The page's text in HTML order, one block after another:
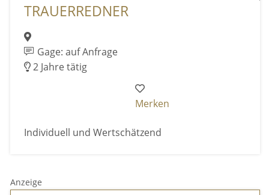
TRAUERREDNER
Gage: auf Anfrage
2 Jahre tätig
Merken
Individuell und Wertschätzend
Anzeige